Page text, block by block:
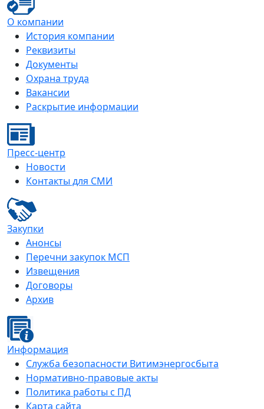
О компании
История компании
Реквизиты
Документы
Охрана труда
Вакансии
Раскрытие информации
Пресс-центр
Новости
Контакты для СМИ
Закупки
Анонсы
Перечни закупок МСП
Извещения
Договоры
Архив
Информация
Служба безопасности Витимэнергосбыта
Нормативно-правовые акты
Политика работы с ПД
Карта сайта